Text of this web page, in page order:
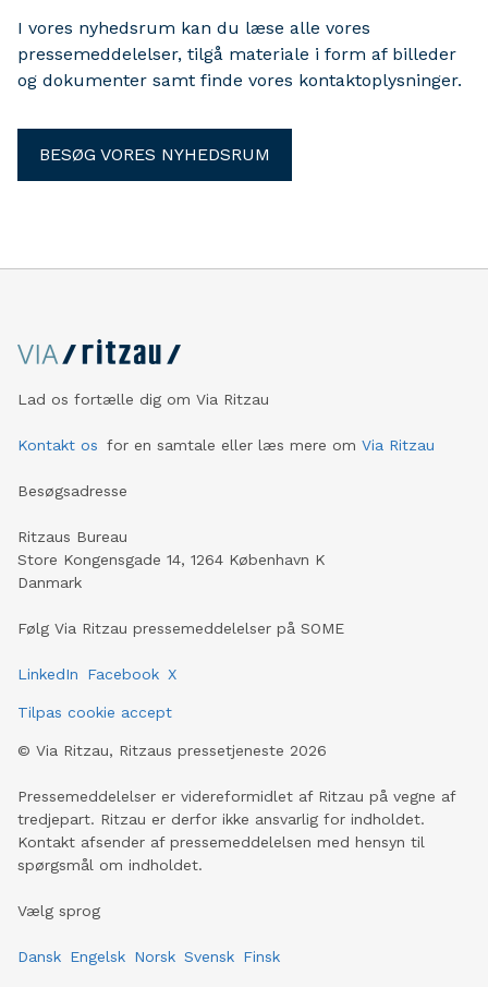
I vores nyhedsrum kan du læse alle vores
pressemeddelelser, tilgå materiale i form af billeder
og dokumenter samt finde vores kontaktoplysninger.
BESØG VORES NYHEDSRUM
Lad os fortælle dig om Via Ritzau
Kontakt os for en samtale eller læs mere om Via Ritzau
Besøgsadresse
Ritzaus Bureau
Store Kongensgade 14, 1264 København K
Danmark
Følg Via Ritzau pressemeddelelser på SOME
LinkedIn Facebook X
Tilpas cookie accept
© Via Ritzau, Ritzaus pressetjeneste 2026
Pressemeddelelser er videreformidlet af Ritzau på vegne af
tredjepart. Ritzau er derfor ikke ansvarlig for indholdet.
Kontakt afsender af pressemeddelelsen med hensyn til
spørgsmål om indholdet.
Vælg sprog
Dansk Engelsk Norsk Svensk Finsk